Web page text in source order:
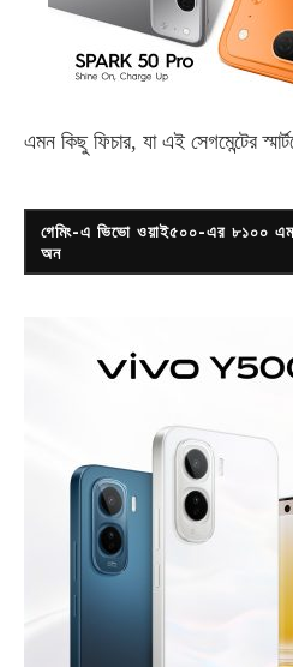
এমন কিছু ফিচার, যা এই সেগমেন্টের
গেমিং-এ ভিভো ওয়াই৫০০-এর ৮১০০
অন